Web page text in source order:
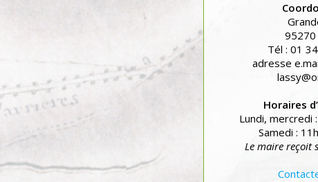
95270
Tél : 01
adresse
Horaires
Lundi, mercredi
Samedi :
Le maire reçoit